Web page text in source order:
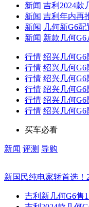
新闻 吉利2024款
新闻 吉利年内再
新闻 几何新G6
新闻 新款几何
行情 绍兴几何G6
行情 绍兴几何G6
行情 绍兴几何G6
行情 绍兴几何G6
行情 绍兴几何G6
行情 绍兴几何G6
买车必看
新闻 评测 导购
新国民纯电家轿首选！
吉利新几何G6售